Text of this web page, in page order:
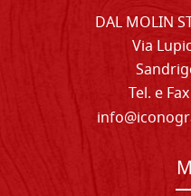
DAL MOLIN
Via
Tel. e